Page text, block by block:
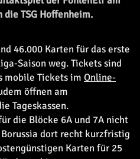
die TSG Hoffenheim.
46.000 Karten für das erste
Saison weg. Tickets sind
mobile Tickets im Online-
öffnen am
Tageskassen.
die Blöcke 6A und 7A nicht
dort recht kurzfristig
Karten für 25